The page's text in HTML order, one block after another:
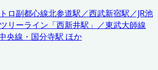
ロ副都心線北参道駅／西武新宿駅／JR池
リーライン「西新井駅」／東武大師線
央線・国分寺駅 ほか